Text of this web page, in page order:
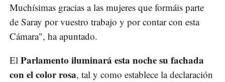
Muchísimas gracias a las mujeres que formáis parte
de Saray por vuestro trabajo y por contar con esta
Cámara", ha apuntado.
El Parlamento iluminará esta noche su fachada
con el color rosa, tal y como establece la declaración